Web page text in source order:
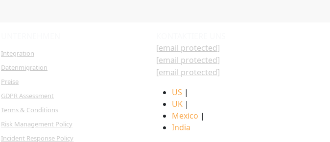
Integration
Datenmigration
Preise
GDPR Assessment
Terms & Conditions
Risk Management Policy
Incident Response Policy
[email protected]
[email protected]
[email protected]
US |
UK |
Mexico |
India